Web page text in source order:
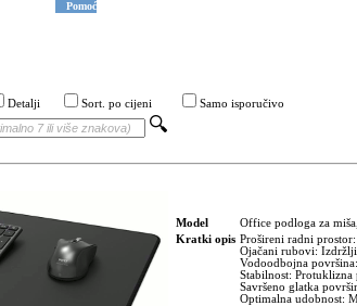
Pomoć
Detalji Sort. po cijeni Samo isporučivo
Model
Office podloga za
Kratki opis Prošireni radni
Ojačani rubovi:
Vodoodbojna
Stabilnost: Protuklizna
Savršeno glatka
Optimalna udobnost: